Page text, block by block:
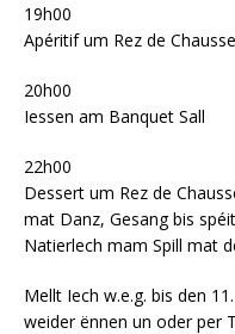
19h00
Apéritif um Rez de
20h00
Iessen am Banquet Sall
22h00
Dessert um Rez de
mat Danz, Gesang bis
Natierlech mam Spill mat
Mellt Iech w.e.g. bis den
weider ënnen un oder per